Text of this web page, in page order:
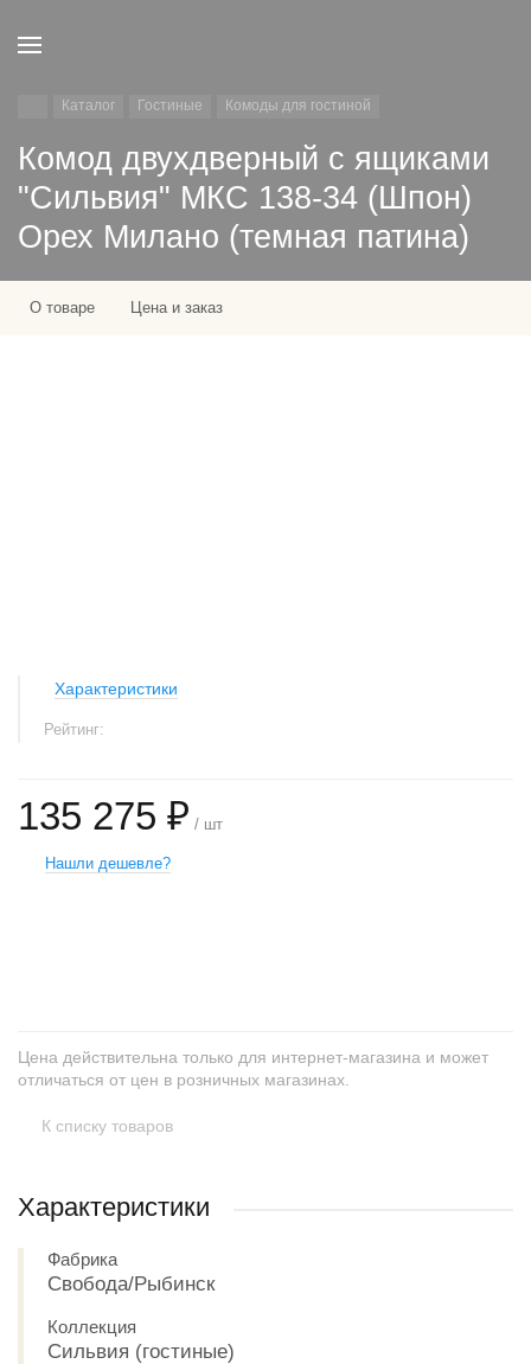
Каталог Гостиные Комоды для гостиной
Комод двухдверный с ящиками
"Сильвия" МКС 138-34 (Шпон)
Орех Милано (темная патина)
О товаре Цена и заказ
Характеристики
Рейтинг:
135 275 ₽ / шт
Нашли дешевле?
Цена действительна только для интернет-магазина и может
отличаться от цен в розничных магазинах.
К списку товаров
Характеристики
Фабрика
Свобода/Рыбинск
Коллекция
Сильвия (гостиные)